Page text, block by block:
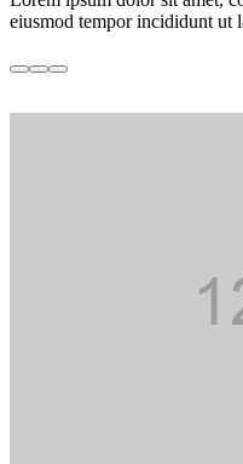
eiusmod tempor incididunt ut